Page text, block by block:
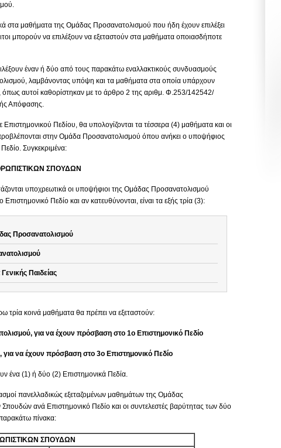
στα μαθήματα της Ομάδας Προσανατολισμού που ήδη έχουν επιλέξει
μπορούν να επιλέξουν να εξεταστούν στα μαθήματα οποιασδήποτε
έναν ή δύο από τους παρακάτω εναλλακτικούς συνδυασμούς
λαμβάνοντας υπόψη και τα μαθήματα στα οποία υπάρχουν
όπως αυτοί καθορίστηκαν με το άρθρο 2 της αριθμ. Φ.253/142542/
Απόφασης.
Επιστημονικού Πεδίου, θα υπολογίζονται τα τέσσερα (4) μαθήματα και οι
στην Ομάδα Προσανατολισμού όπου ανήκει ο υποψήφιος
Συγκεκριμένα:
ΣΠΟΥΔΩΝ
υποχρεωτικά οι υποψήφιοι της Ομάδας Προσανατολισμού
Πεδίο και αν κατευθύνονται, είναι τα εξής τρία (3):
Προσανατολισμού
Παιδείας
τρία κοινά μαθήματα θα πρέπει να εξεταστούν:
για να έχουν πρόσβαση στο 1ο Επιστημονικό Πεδίο
για να έχουν πρόσβαση στο 3ο Επιστημονικό Πεδίο
ένα (1) ή δύο (2) Επιστημονικά Πεδία.
πανελλαδικώς εξεταζομένων μαθημάτων της Ομάδας
ανά Επιστημονικό Πεδίο και οι συντελεστές βαρύτητας των δύο
πίνακα:
ΣΠΟΥΔΩΝ